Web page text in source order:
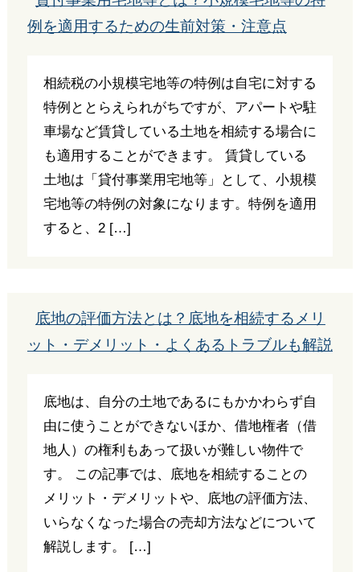
例を適用するための生前対策・注意点
相続税の小規模宅地等の特例は自宅に対する
特例ととらえられがちですが、アパートや駐
車場など賃貸している土地を相続する場合に
も適用することができます。 賃貸している
土地は「貸付事業用宅地等」として、小規模
宅地等の特例の対象になります。特例を適用
すると、2 […]
底地の評価方法とは？底地を相続するメリ
ット・デメリット・よくあるトラブルも解説
底地は、自分の土地であるにもかかわらず自
由に使うことができないほか、借地権者（借
地人）の権利もあって扱いが難しい物件で
す。 この記事では、底地を相続することの
メリット・デメリットや、底地の評価方法、
いらなくなった場合の売却方法などについて
解説します。 […]